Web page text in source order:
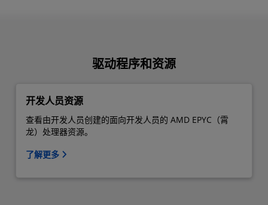
驱动程序和资源
开发人员资源
查看由开发人员创建的面向开发人员的 AMD EPYC（霄
龙）处理器资源。
了解更多